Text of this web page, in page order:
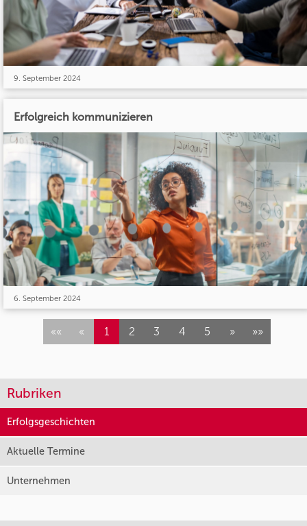
9. September 2024
Erfolgreich kommunizieren
6. September 2024
«« « 1 2 3 4 5 » »»
Rubriken
Erfolgsgeschichten
Aktuelle Termine
Unternehmen